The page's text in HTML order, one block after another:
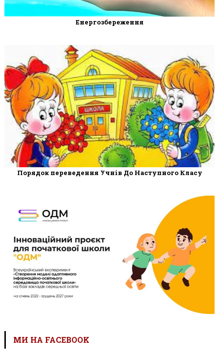
Енергозбереження
Порядок переведення Учнів До Наступного Класу
МИ НА FACEBOOK